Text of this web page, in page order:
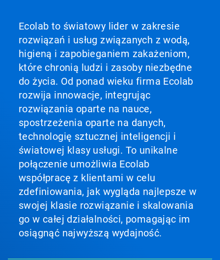
Ecolab to światowy lider w zakresie
rozwiązań i usług związanych z wodą,
higieną i zapobieganiem zakażeniom,
które chronią ludzi i zasoby niezbędne
do życia. Od ponad wieku firma Ecolab
rozwija innowacje, integrując
rozwiązania oparte na nauce,
spostrzeżenia oparte na danych,
technologię sztucznej inteligencji i
światowej klasy usługi. To unikalne
połączenie umożliwia Ecolab
współpracę z klientami w celu
zdefiniowania, jak wygląda najlepsze w
swojej klasie rozwiązanie i skalowania
go w całej działalności, pomagając im
osiągnąć najwyższą wydajność.